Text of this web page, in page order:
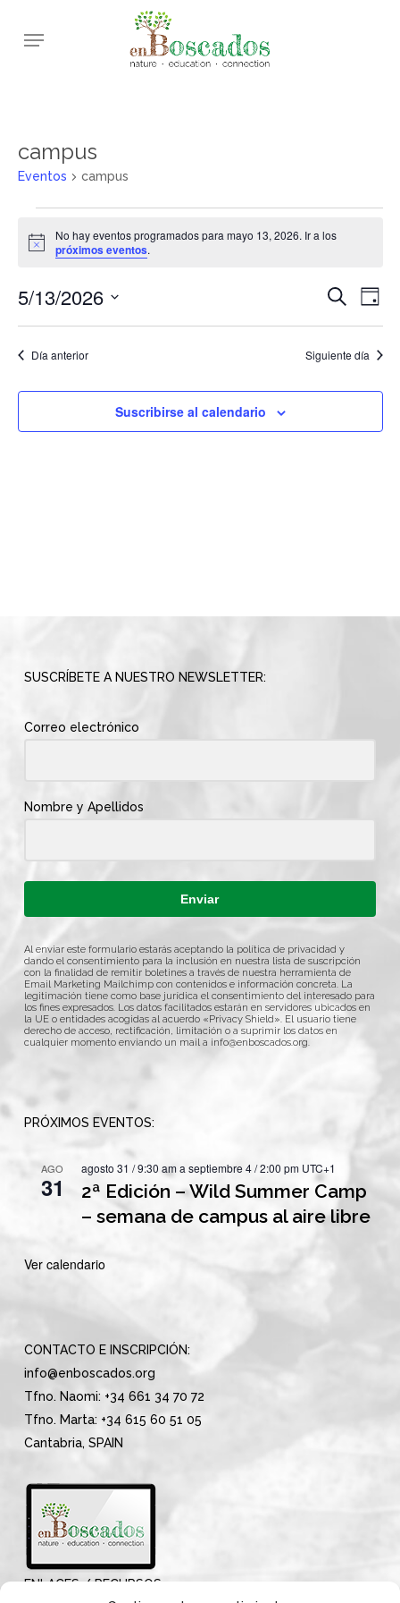
Menu
campus
Eventos campus
en
13,
2026
Aviso
No hay eventos programados para mayo 13, 2026. Ir a los
próximos eventos.
de
de
Buscar
de
Día
5/13/2026
Día anterior Siguiente día
Suscribirse al calendario
SUSCRÍBETE A NUESTRO NEWSLETTER:
Correo electrónico
Nombre y Apellidos
Enviar
Al enviar este formulario estarás aceptando la política de privacidad y
dando el consentimiento para la inclusión en nuestra lista de suscripción
con la finalidad de remitir boletines a través de nuestra herramienta de
Email Marketing Mailchimp con contenidos e información concreta. La
legitimación tiene como base jurídica el consentimiento del interesado para
los fines expresados. Los datos facilitados estarán en servidores ubicados en
la UE o entidades acogidas al acuerdo «Privacy Shield». El usuario tiene
derecho de acceso, rectificación, limitación o a suprimir los datos en
cualquier momento enviando un mail a info@enboscados.org.
PRÓXIMOS EVENTOS:
AGO
31
agosto 31 / 9:30 ama septiembre 4 / 2:00 pm UTC+1
2ª Edición – Wild Summer Camp
– semana de campus al aire libre
Ver calendario
CONTACTO E INSCRIPCIÓN:
info@enboscados.org
Tfno. Naomi: +34 661 34 70 72
Tfno. Marta: +34 615 60 51 05
Cantabria, SPAIN
ENLACES / RECURSOS